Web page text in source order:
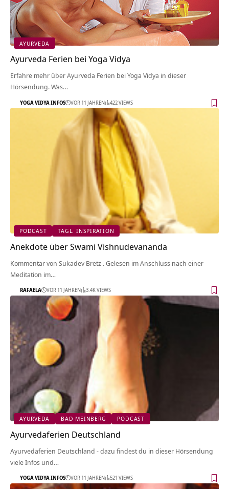
AYURVEDA
Ayurveda Ferien bei Yoga Vidya
Erfahre mehr über Ayurveda Ferien bei Yoga Vidya in dieser
Hörsendung. Was…
YOGA VIDYA INFOS VOR 11 JAHREN 422 VIEWS
PODCAST TÄGL. INSPIRATION
Anekdote über Swami Vishnudevananda
Kommentar von Sukadev Bretz . Gelesen im Anschluss nach einer
Meditation im…
RAFAELA VOR 11 JAHREN 3.4K VIEWS
AYURVEDA BAD MEINBERG PODCAST
Ayurvedaferien Deutschland
Ayurvedaferien Deutschland - dazu findest du in dieser Hörsendung
viele Infos und…
YOGA VIDYA INFOS VOR 11 JAHREN 521 VIEWS